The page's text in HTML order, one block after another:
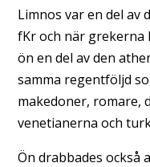
Limnos var en del av
fKr och när grekerna
ön en del av den
samma regentföljd
makedoner, romare,
venetianerna och
Ön drabbades också